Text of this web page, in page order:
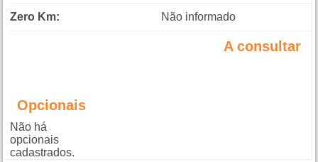
Zero Km: Não informado
A consultar
Opcionais
Não há
opcionais
cadastrados.